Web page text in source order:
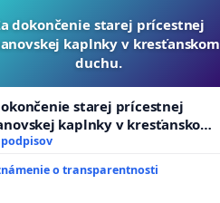
dokončenie starej prícestnej
kaplnky v kresťanskom
duchu.
starej prícestnej
kaplnky v kresťanskom
podpisov
o transparentnosti